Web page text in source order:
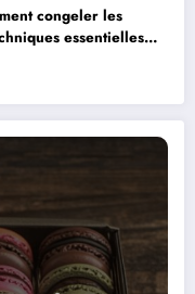
congeler les
essentielles